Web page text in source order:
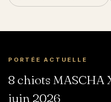
PORTÉE ACTUELLE
8 chiots MASCHA
juin 2026